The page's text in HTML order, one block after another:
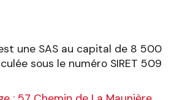
une SAS au capital de 8 500
sous le numéro SIRET 509